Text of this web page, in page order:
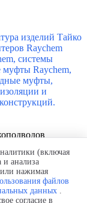
изделий Тайко
Raychem
системы
муфты Raychem,
муфты,
и
21
(включая
и анализа
или нажимая
файлов
данных .
согласие в